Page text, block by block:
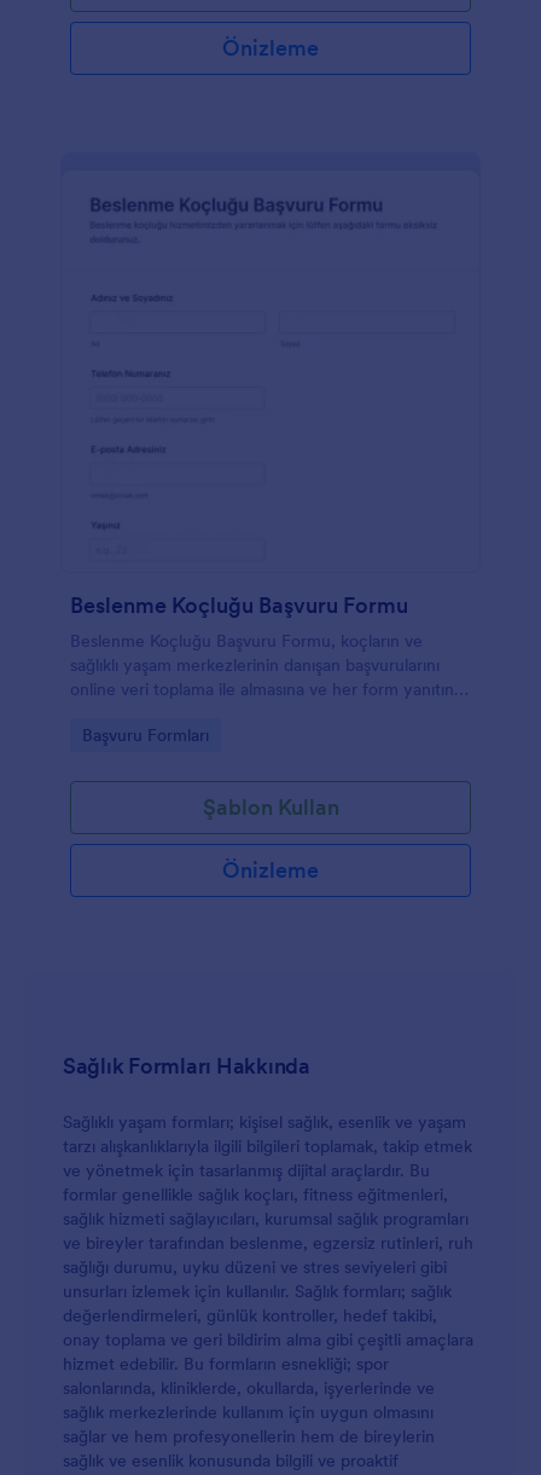
Önizleme
Beslenme Koçluğu Başvuru Formu
Beslenme Koçluğu Başvuru Formu, koçların ve
sağlıklı yaşam merkezlerinin danışan başvurularını
online veri toplama ile almasına ve her form yanıtını
Go to Category:
Başvuru Formları
Şablon Kullan
Önizleme
Sağlık Formları Hakkında
Sağlıklı yaşam formları; kişisel sağlık, esenlik ve yaşam
tarzı alışkanlıklarıyla ilgili bilgileri toplamak, takip etmek
ve yönetmek için tasarlanmış dijital araçlardır. Bu
formlar genellikle sağlık koçları, fitness eğitmenleri,
sağlık hizmeti sağlayıcıları, kurumsal sağlık programları
ve bireyler tarafından beslenme, egzersiz rutinleri, ruh
sağlığı durumu, uyku düzeni ve stres seviyeleri gibi
unsurları izlemek için kullanılır. Sağlık formları; sağlık
değerlendirmeleri, günlük kontroller, hedef takibi,
onay toplama ve geri bildirim alma gibi çeşitli amaçlara
hizmet edebilir. Bu formların esnekliği; spor
salonlarında, kliniklerde, okullarda, işyerlerinde ve
sağlık merkezlerinde kullanım için uygun olmasını
sağlar ve hem profesyonellerin hem de bireylerin
sağlık ve esenlik konusunda bilgili ve proaktif